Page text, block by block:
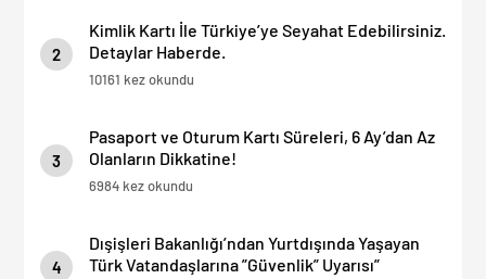
2
Kimlik Kartı İle Türkiye’ye Seyahat Edebilirsiniz.
Detaylar Haberde.
10161 kez okundu
3
Pasaport ve Oturum Kartı Süreleri, 6 Ay’dan Az
Olanların Dikkatine!
6984 kez okundu
4
Dışişleri Bakanlığı’ndan Yurtdışında Yaşayan
Türk Vatandaşlarına ”Güvenlik” Uyarısı”